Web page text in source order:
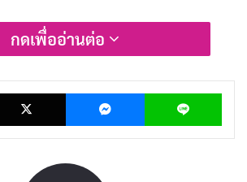
อากาศทางช่อง KBS ทุกคืนวันเสาร์และ
ำกับ Hyper Knife มาแล้ว เขียนบทโดย
ในไทยผ่านทางDisney+
ตอนแรก
งท้ายด้วยการหักมุมที่ทำให้อยากกดดู
กดเพื่ออ่านต่อ
X Messenger Line